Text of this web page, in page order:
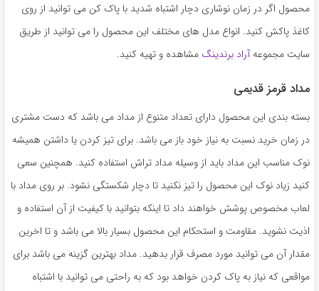
محصول اگر در زمان نوشاری دچار اشتباه شدید با پاک کن می توانید از روی
کاغذ پاکش کنید. انواع مدل های مختلف این محصول را می توانید از طریق
سایت مجموعهآراد برندینگ مشاهده و تهیه کنید.
مداد قرمز قدیمی
بسته بندی این محصول دارای تعداد متنوع از مداد می باشد که دست مشتری
در زمان خرید نسبت به نیاز خود باز می باشد. برای تیز کردن یا داشتن همیشه
نوک مناسب این مداد باید از وسیله مداد تراش استفاده کنید. همچنین سعی
کنید زیاد نوک این محصول را تیز نکنید تا دچار شکستگی نشود. بر روی مداد با
لعاب مخصوص پوشش خواهند داد تا اینکه بتوانید با کیفیت از آن استفاده و
اذیت نشوید. مقاومت و استحکام این محصول بسیار بالا می باشد و تا اخرین
مقدار آن می توانید مورد مصرف قرار بدهید. مداد بهترین گزینه می باشد برای
مواقعی که نیاز به پاک کردن خواهد بود که به راحتی می توانید با اشتباه